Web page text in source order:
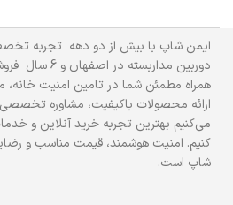
ایمن شاپ با بیش از دو دهه تجربه
دوربین
همراه مطمئن شما در تامین امنیت
ارائه محصولات باکیفیت، مشاوره
می‌کنیم بهترین تجربه خرید آنلاین و
کنیم. امنیت هوشمند، قیمت مناسب و
شاپ است.